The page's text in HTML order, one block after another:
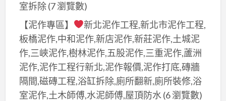
室拆除(7 瀏覽數)
【泥作專區】
新北泥作工程,新北市泥作工程,
板橋泥作,中和泥作,新店泥作,新莊泥作,土城泥
作,三峽泥作,樹林泥作,五股泥作,三重泥作,蘆洲
泥作,泥作工程行新北,泥作報價,泥作打底,磚牆
隔間,磁磚工程,浴缸拆除,廁所翻新,廁所裝修,浴
室泥作,土木師傅,水泥師傅,屋頂防水(6 瀏覽數)